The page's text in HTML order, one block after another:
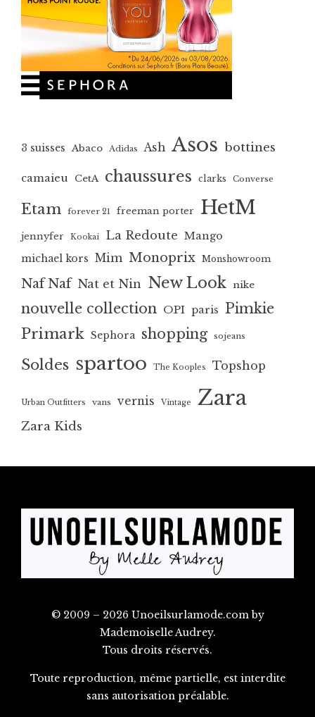
3 suisses Abaco Adidas Ash Asos bottines
camaieu CetA chaussures clarks Converse
Etam forever 21 freeman porter HetM
jennyfer Kookai La Redoute Mango
michael kors Mim Monoprix Monshowroom
Naf Naf Nat et Nin New Look nike
nouvelle collection OPI paris Pimkie
Primark Sephora shopping sojeans
Soldes spartoo The Kooples Topshop
Urban Outfitters vans vernis Vintage Zara
Zara Kids
© 2009 – 2026 Unoeilsurlamode.com by
Mademoiselle Audrey.
Tous droits réservés.
Toute reproduction, même partielle, est interdite
sans autorisation préalable.